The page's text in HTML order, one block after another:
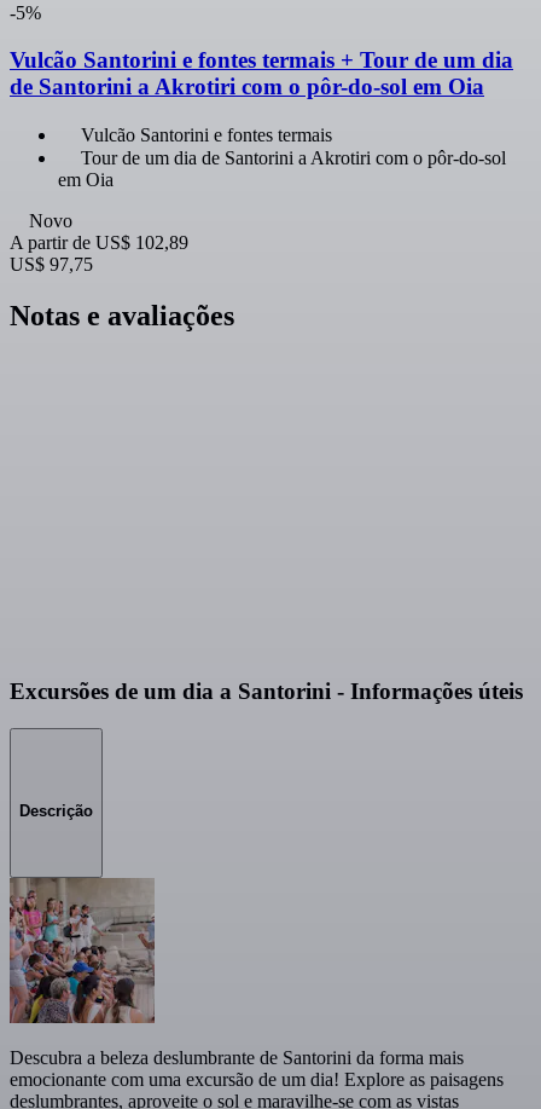
-5%
Vulcão Santorini e fontes termais + Tour de um dia
de Santorini a Akrotiri com o pôr-do-sol em Oia
Vulcão Santorini e fontes termais
Tour de um dia de Santorini a Akrotiri com o pôr-do-sol
em Oia
Novo
A partir de US$ 102,89
US$ 97,75
Notas e avaliações
Excursões de um dia a Santorini - Informações úteis
Descrição
Descubra a beleza deslumbrante de Santorini da forma mais
emocionante com uma excursão de um dia! Explore as paisagens
deslumbrantes, aproveite o sol e maravilhe-se com as vistas